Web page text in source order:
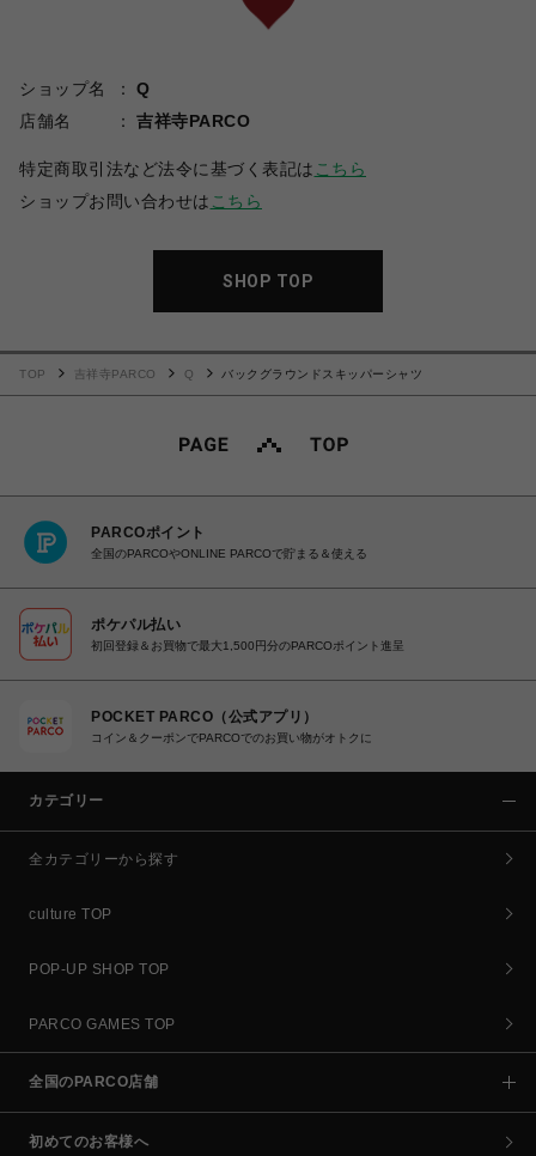
ショップ名
Q
店舗名
吉祥寺PARCO
特定商取引法など法令に基づく表記は こちら
ショップお問い合わせは こちら
SHOP TOP
TOP 吉祥寺PARCO Q バックグラウンドスキッパーシャツ
PARCOポイント
全国のPARCOやONLINE PARCOで貯まる＆使える
ポケパル払い
初回登録＆お買物で最大1,500円分のPARCOポイント進呈
POCKET PARCO（公式アプリ）
コイン＆クーポンでPARCOでのお買い物がオトクに
カテゴリー
全カテゴリーから探す
culture TOP
POP-UP SHOP TOP
PARCO GAMES TOP
全国のPARCO店舗
初めてのお客様へ